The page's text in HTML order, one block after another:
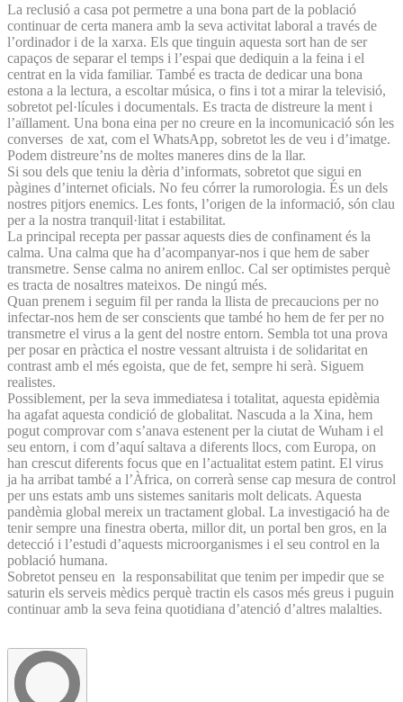
La reclusió a casa pot permetre a una bona part de la població
continuar de certa manera amb la seva activitat laboral a través de
l’ordinador i de la xarxa. Els que tinguin aquesta sort han de ser
capaços de separar el temps i l’espai que dediquin a la feina i el
centrat en la vida familiar. També es tracta de dedicar una bona
estona a la lectura, a escoltar música, o fins i tot a mirar la televisió,
sobretot pel·lícules i documentals. Es tracta de distreure la ment i
l’aïllament. Una bona eina per no creure en la incomunicació són les
converses de xat, com el WhatsApp, sobretot les de veu i d’imatge.
Podem distreure’ns de moltes maneres dins de la llar.
Si sou dels que teniu la dèria d’informats, sobretot que sigui en
pàgines d’internet oficials. No feu córrer la rumorologia. És un dels
nostres pitjors enemics. Les fonts, l’origen de la informació, són clau
per a la nostra tranquil·litat i estabilitat.
La principal recepta per passar aquests dies de confinament és la
calma. Una calma que ha d’acompanyar-nos i que hem de saber
transmetre. Sense calma no anirem enlloc. Cal ser optimistes perquè
es tracta de nosaltres mateixos. De ningú més.
Quan prenem i seguim fil per randa la llista de precaucions per no
infectar-nos hem de ser conscients que també ho hem de fer per no
transmetre el virus a la gent del nostre entorn. Sembla tot una prova
per posar en pràctica el nostre vessant altruista i de solidaritat en
contrast amb el més egoista, que de fet, sempre hi serà. Siguem
realistes.
Possiblement, per la seva immediatesa i totalitat, aquesta epidèmia
ha agafat aquesta condició de globalitat. Nascuda a la Xina, hem
pogut comprovar com s’anava estenent per la ciutat de Wuham i el
seu entorn, i com d’aquí saltava a diferents llocs, com Europa, on
han crescut diferents focus que en l’actualitat estem patint. El virus
ja ha arribat també a l’Àfrica, on correrà sense cap mesura de control
per uns estats amb uns sistemes sanitaris molt delicats. Aquesta
pandèmia global mereix un tractament global. La investigació ha de
tenir sempre una finestra oberta, millor dit, un portal ben gros, en la
detecció i l’estudi d’aquests microorganismes i el seu control en la
població humana.
Sobretot penseu en la responsabilitat que tenim per impedir que se
saturin els serveis mèdics perquè tractin els casos més greus i puguin
continuar amb la seva feina quotidiana d’atenció d’altres malalties.